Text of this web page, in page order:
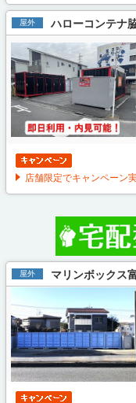
屋外 ハローコンテナ
店舗限定でキャンペーン
屋外 マリンボックス